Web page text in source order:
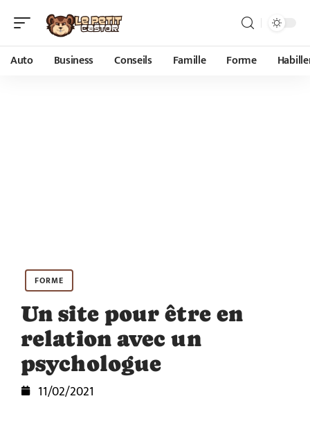
Auto Business Conseils Famille Forme
FORME
Un site pour être en
relation avec un
psychologue
11/02/2021